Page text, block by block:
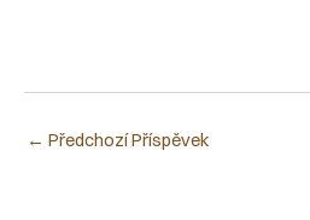
← Předchozí Příspěvek